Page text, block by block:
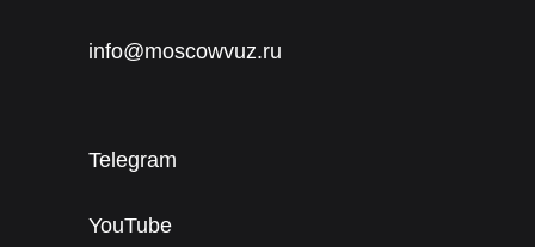
YouTube
Telegram
info@moscowvuz.ru